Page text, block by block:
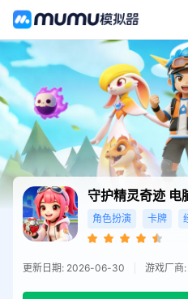
守护精灵奇迹 电
角色扮演 卡牌
更新日期: 2026-06-30 游戏厂商